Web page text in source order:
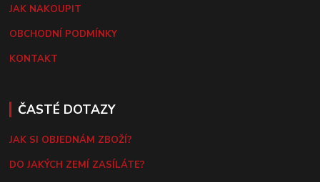
JAK NAKOUPIT
OBCHODNÍ PODMÍNKY
KONTAKT
ČASTÉ DOTAZY
JAK SI OBJEDNÁM ZBOŽÍ?
DO JAKÝCH ZEMÍ ZASÍLÁTE?